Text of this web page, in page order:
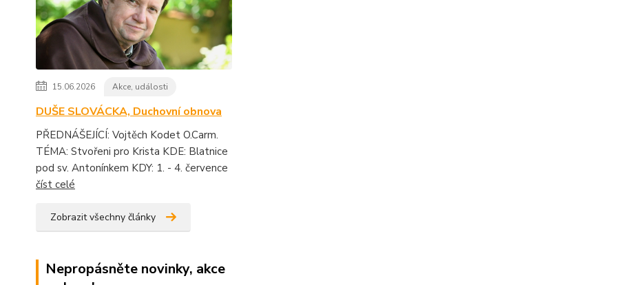
15.06.2026 Akce, události
DUŠE SLOVÁCKA, Duchovní obnova
PŘEDNÁŠEJÍCÍ: Vojtěch Kodet O.Carm.
TÉMA: Stvořeni pro Krista KDE: Blatnice
pod sv. Antonínkem KDY: 1. - 4. července
číst celé
Zobrazit všechny články
Nepropásněte novinky, akce